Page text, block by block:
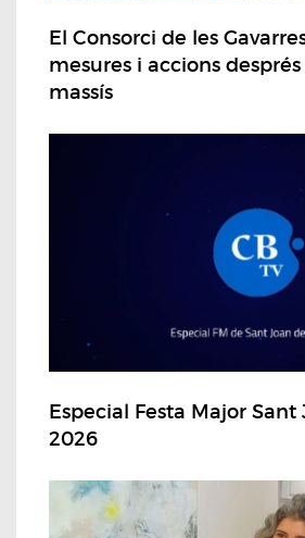
El Consorci de les
mesures i accions
massís
Especial Festa Major
2026